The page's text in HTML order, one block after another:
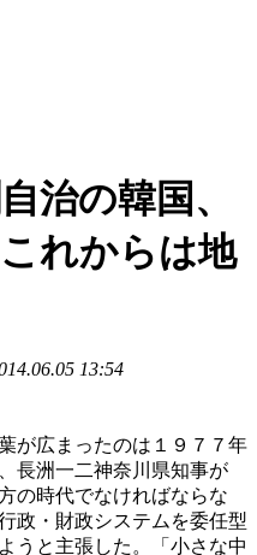
治の韓国、
れからは地
13:54
が広まったのは１９７７年
長洲一二神奈川県知事が
の時代でなければならな
政・財政システムを委任型
うと主張した。「小さな中